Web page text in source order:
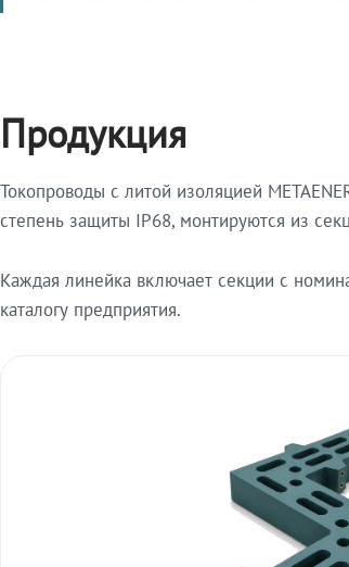
Продукция
Токопроводы с литой изоляцией
степень защиты IP68, монтируются из
Каждая линейка включает секции с
каталогу предприятия.